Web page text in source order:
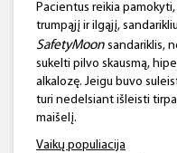
Pacientus reikia
trumpąjį ir ilgąjį,
SafetyMoon sandariklis,
sukelti pilvo skausmą,
alkalozę. Jeigu buvo
turi nedelsiant išleisti
maišelį.
Vaikų populiacija